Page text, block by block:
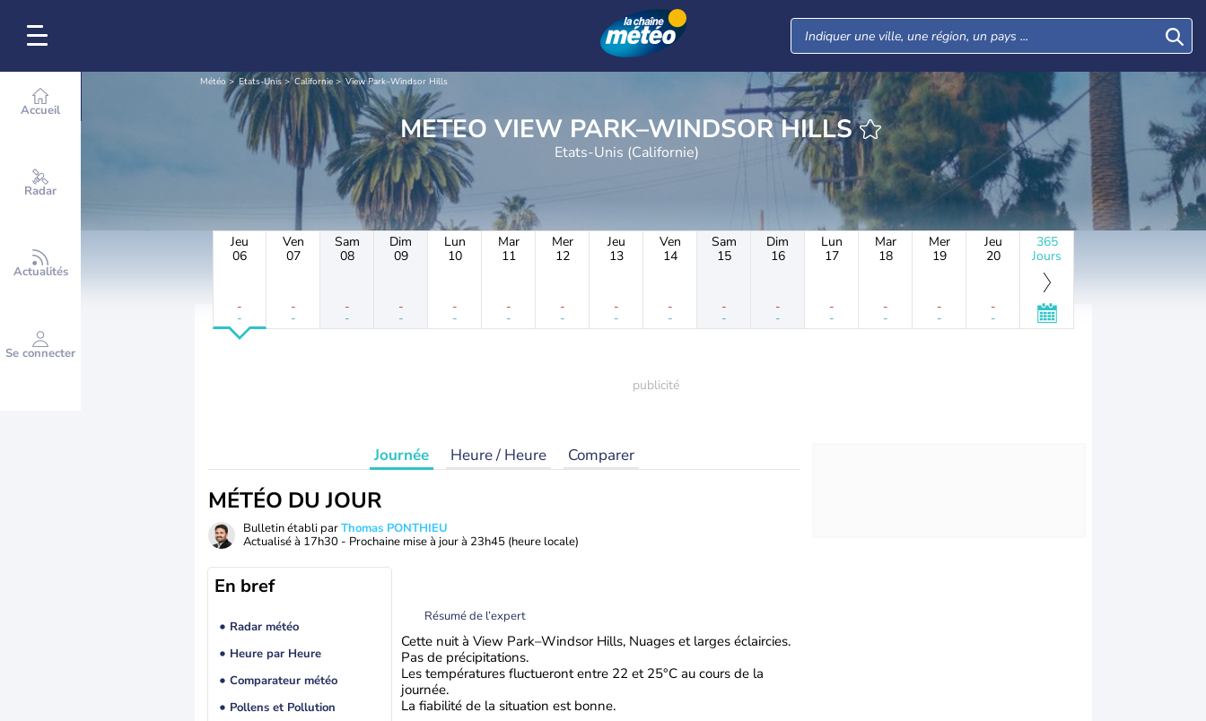
Accueil
Radar
Actualités
Se connecter
Météo Etats-Unis Californie View Park–Windsor Hills
METEO VIEW PARK–WINDSOR HILLS
Etats-Unis (Californie)
Jeu
06
-
-
Ven
07
-
-
Sam
08
-
-
Dim
09
-
-
Lun
10
-
-
Mar
11
-
-
Mer
12
-
-
Jeu
13
-
-
Ven
14
-
-
Sam
15
-
-
Dim
16
-
-
Lun
17
-
-
Mar
18
-
-
Mer
19
-
-
Jeu
20
-
-
365
Jours
Journée Heure / Heure Comparer
MÉTÉO DU JOUR
Bulletin établi parThomas PONTHIEU
Actualisé à 17h30 - Prochaine mise à jour à 23h45 (heure locale)
En bref
Radar météo
Heure par Heure
Comparateur météo
Pollens et Pollution
Résumé de l’expert
Cette nuit à View Park–Windsor Hills, Nuages et larges éclaircies.
Pas de précipitations.
Les températures fluctueront entre 22 et 25°C au cours de la
journée.
La fiabilité de la situation est bonne.